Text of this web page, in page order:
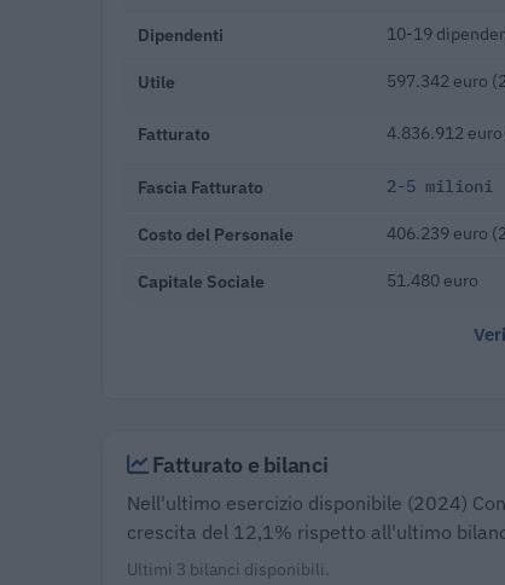
Dipendenti 10-19
Utile 597.342 euro
Fatturato 4.836.912
Fascia Fatturato 2-5 milioni
Costo del Personale 406.239 euro
Capitale Sociale 51.480 euro
Fatturato e bilanci
Nell'ultimo esercizio disponibile (2024)
crescita del 12,1% rispetto all'ultimo
Ultimi 3 bilanci disponibili.